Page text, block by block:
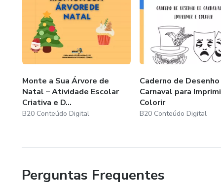
Entrevista com o cliente e estudo de projeto para melhor
3 - Flow de operações
Desenvolvimento das atividades contratadas com
2 - Pagamento
4 - Entrega e renovação
Entrega dos serviços contratados e finalizados, com
Monte a Sua Árvore de
Natal – Atividade Escolar
Criativa e D...
B20 Conteúdo Digital
Caderno de
Carnaval para
Colorir
B20 Conteúdo Digital
Perguntas Frequentes